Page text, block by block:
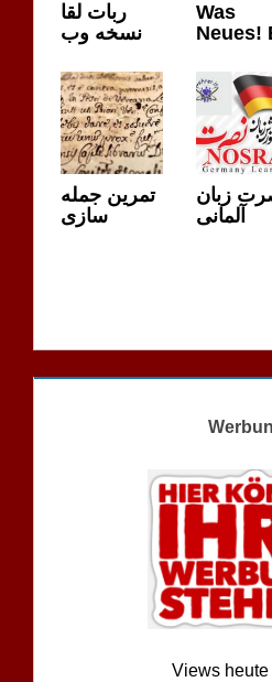
ربات لقا
نسخه وب
Was
Neues!
تمرین جمله
سازی
زبان
آلمانی
Views heute